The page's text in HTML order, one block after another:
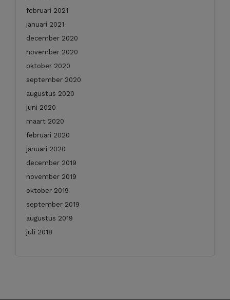
februari 2021
januari 2021
december 2020
november 2020
oktober 2020
september 2020
augustus 2020
juni 2020
maart 2020
februari 2020
januari 2020
december 2019
november 2019
oktober 2019
september 2019
augustus 2019
juli 2018